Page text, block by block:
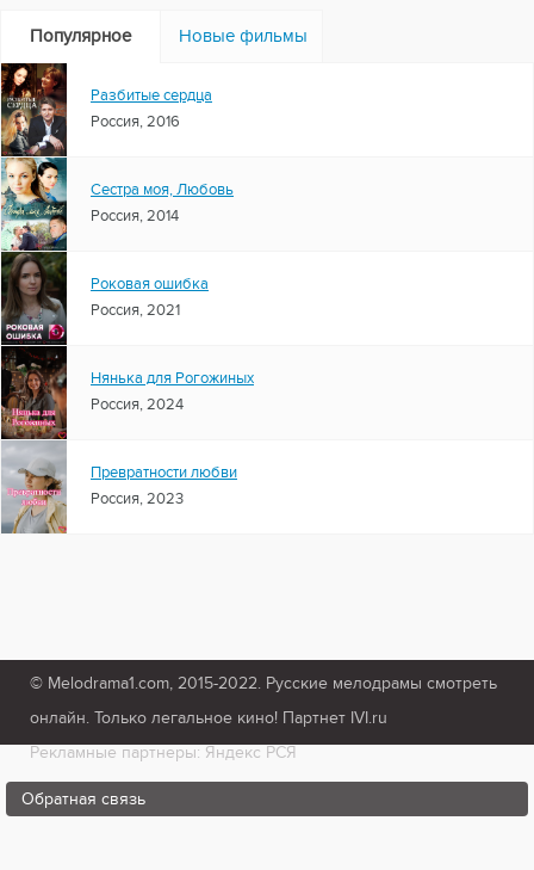
Популярное Новые фильмы
Разбитые сердца
Россия, 2016
Сестра моя, Любовь
Россия, 2014
Роковая ошибка
Россия, 2021
Нянька для Рогожиных
Россия, 2024
Превратности любви
Россия, 2023
© Melodrama1.com, 2015-2022. Русские мелодрамы смотреть
онлайн. Только легальное кино! Партнет IVI.ru
Рекламные партнеры: Яндекс РСЯ
Обратная связь